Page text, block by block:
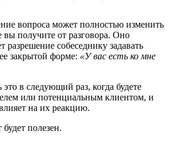
вопроса может полностью изменить
вы получите от разговора. Оно
разрешение собеседнику задавать
закрытой форме: «У вас есть ко мне
это в следующий раз, когда будете
или потенциальным клиентом, и
на их реакцию.
полезен.